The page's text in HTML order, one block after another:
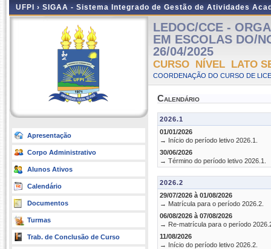
UFPI › SIGAA - Sistema Integrado de Gestão de Atividades
Apresentação
Corpo Administrativo
Alunos Ativos
Calendário
Documentos
Turmas
Trab. de Conclusão de Curso
LEDOC/CCE -
EM ESCOLAS DO/
26/04/2025
CURSO NÍVEL LATO
COORDENAÇÃO DO CURSO DE
Calendário
2026.1
01/01/2026
→ Início do período letivo 2026.1.
30/06/2026
→ Término do período letivo 2026.1.
2026.2
29/07/2026 à 01/08/2026
→ Matrícula para o período 2026.2.
06/08/2026 à 07/08/2026
→ Re-matrícula para o período
11/08/2026
→ Início do período letivo 2026.2.